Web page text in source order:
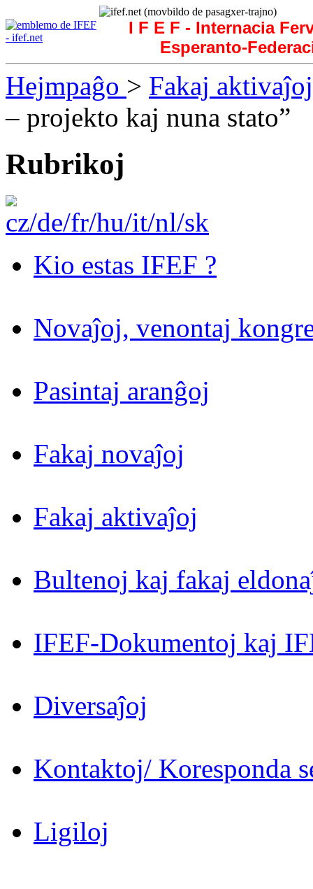
I F E F - Internacia
Esperanto-
Hejmpaĝo > Fakaj aktivaĵoj
– projekto kaj nuna stato”
Rubrikoj
Kio estas IFEF ?
Novaĵoj, venontaj
Pasintaj aranĝoj
Fakaj novaĵoj
Fakaj aktivaĵoj
Bultenoj kaj fakaj
IFEF-Dokumentoj kaj
Diversaĵoj
Kontaktoj/ Koresponda
Ligiloj